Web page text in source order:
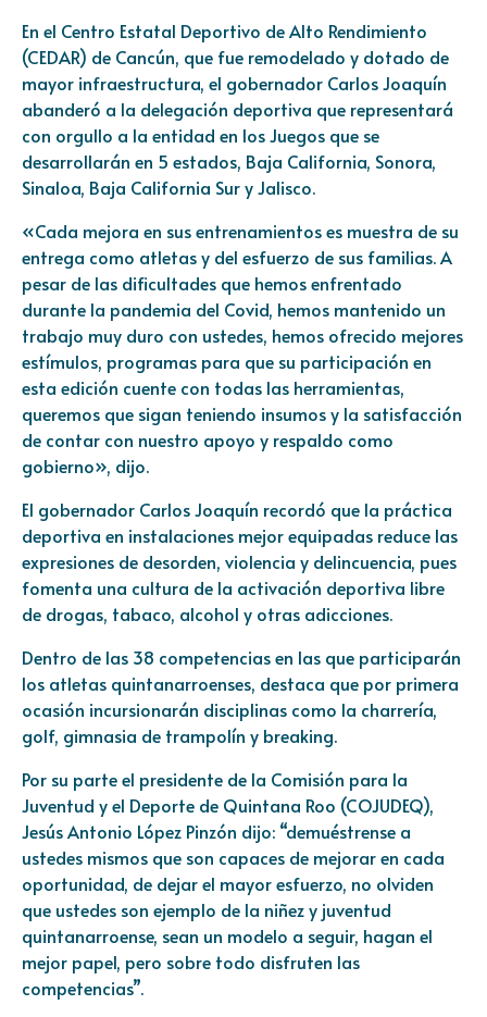
En el Centro Estatal Deportivo de Alto Rendimiento
(CEDAR) de Cancún, que fue remodelado y dotado de
mayor infraestructura, el gobernador Carlos Joaquín
abanderó a la delegación deportiva que representará
con orgullo a la entidad en los Juegos que se
desarrollarán en 5 estados, Baja California, Sonora,
Sinaloa, Baja California Sur y Jalisco.
«Cada mejora en sus entrenamientos es muestra de su
entrega como atletas y del esfuerzo de sus familias. A
pesar de las dificultades que hemos enfrentado
durante la pandemia del Covid, hemos mantenido un
trabajo muy duro con ustedes, hemos ofrecido mejores
estímulos, programas para que su participación en
esta edición cuente con todas las herramientas,
queremos que sigan teniendo insumos y la satisfacción
de contar con nuestro apoyo y respaldo como
gobierno», dijo.
El gobernador Carlos Joaquín recordó que la práctica
deportiva en instalaciones mejor equipadas reduce las
expresiones de desorden, violencia y delincuencia, pues
fomenta una cultura de la activación deportiva libre
de drogas, tabaco, alcohol y otras adicciones.
Dentro de las 38 competencias en las que participarán
los atletas quintanarroenses, destaca que por primera
ocasión incursionarán disciplinas como la charrería,
golf, gimnasia de trampolín y breaking.
Por su parte el presidente de la Comisión para la
Juventud y el Deporte de Quintana Roo (COJUDEQ),
Jesús Antonio López Pinzón dijo: “demuéstrense a
ustedes mismos que son capaces de mejorar en cada
oportunidad, de dejar el mayor esfuerzo, no olviden
que ustedes son ejemplo de la niñez y juventud
quintanarroense, sean un modelo a seguir, hagan el
mejor papel, pero sobre todo disfruten las
competencias”.